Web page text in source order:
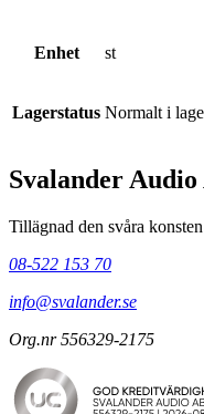
Enhet st
Lagerstatus Normalt i
Svalander Audio
Tillägnad den svåra
08-522 153 70
info@svalander.se
Org.nr 556329-2175